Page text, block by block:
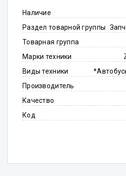
Наличие
Раздел товарной группы
Товарная группа
Марки техники
Виды техники
Производитель
Качество
Код